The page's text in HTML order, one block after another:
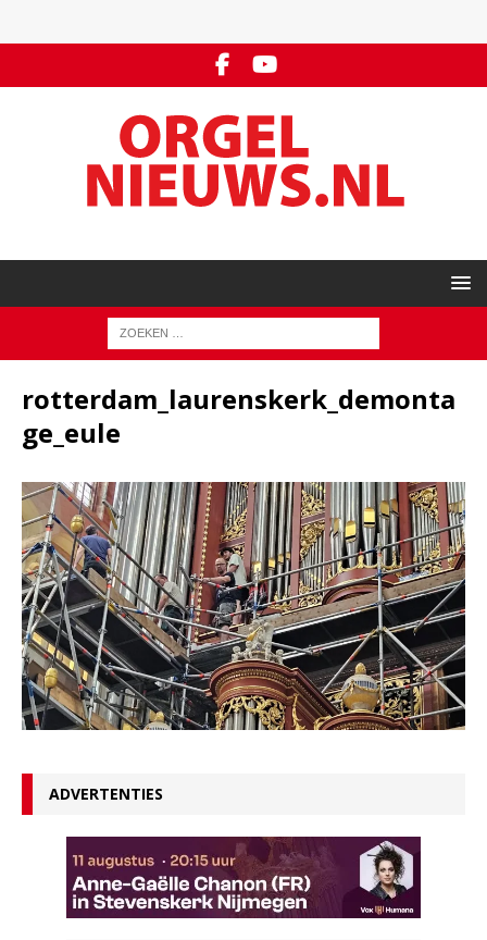
rotterdam_laurenskerk_demonta
ge_eule
ADVERTENTIES